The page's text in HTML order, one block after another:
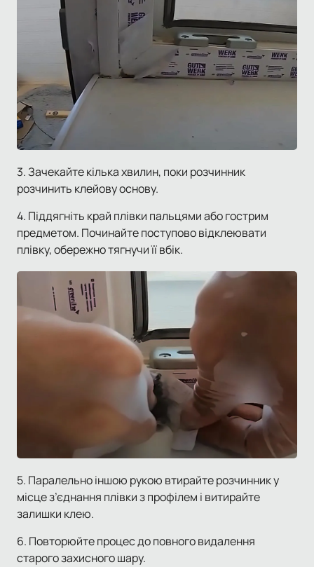
3. Зачекайте кілька хвилин, поки розчинник
розчинить клейову основу.
4. Піддягніть край плівки пальцями або гострим
предметом. Починайте поступово відклеювати
плівку, обережно тягнучи її вбік.
5. Паралельно іншою рукою втирайте розчинник у
місце з’єднання плівки з профілем і витирайте
залишки клею.
6. Повторюйте процес до повного видалення
старого захисного шару.